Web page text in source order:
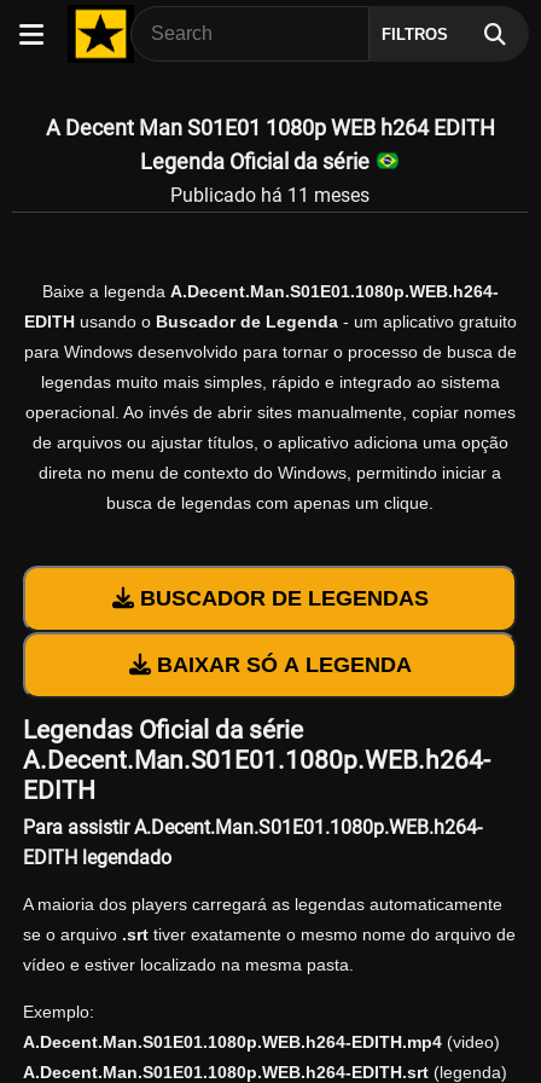
FILTROS
A Decent Man S01E01 1080p WEB h264 EDITH
Legenda Oficial da série
Publicado há 11 meses
Baixe a legenda A.Decent.Man.S01E01.1080p.WEB.h264-
EDITHusando o Buscador de Legenda- um aplicativo gratuito
para Windows desenvolvido para tornar o processo de busca de
legendas muito mais simples, rápido e integrado ao sistema
operacional. Ao invés de abrir sites manualmente, copiar nomes
de arquivos ou ajustar títulos, o aplicativo adiciona uma opção
direta no menu de contexto do Windows, permitindo iniciar a
busca de legendas com apenas um clique.
BUSCADOR DE LEGENDAS
BAIXAR SÓ A LEGENDA
Legendas Oficial da série
A.Decent.Man.S01E01.1080p.WEB.h264-
EDITH
Para assistir A.Decent.Man.S01E01.1080p.WEB.h264-
EDITH legendado
A maioria dos players carregará as legendas automaticamente
se o arquivo .srttiver exatamente o mesmo nome do arquivo de
vídeo e estiver localizado na mesma pasta.
Exemplo:
A.Decent.Man.S01E01.1080p.WEB.h264-EDITH.mp4(video)
A.Decent.Man.S01E01.1080p.WEB.h264-EDITH.srt(legenda)